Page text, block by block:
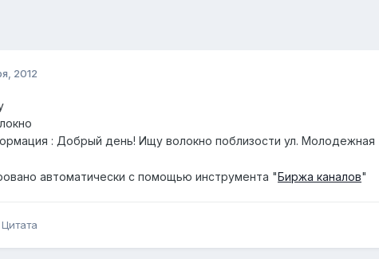
2012
: Добрый день! Ищу волокно поблизости ул. Молодежная
автоматически с помощью инструмента "Биржа каналов"
Цитата